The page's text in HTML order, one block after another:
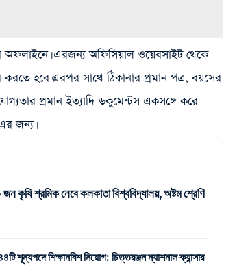
অফলাইনে। এরজন্য অফিসিয়াল ওয়েবসাইট থেকে
হবে।এরপর সাথে ঠিকানার প্রমান পত্র, বয়সের
প্রমান ইত্যাদি ডকুমেন্টস একসঙ্গে করে
জন্য।
কৃষি শ্রমিক নেবে কলকাতা বিশ্ববিদ্যালয়, অষ্টম শ্রেণি
শূন্যপদে শিক্ষানবিশ নিয়োগ: চিত্তরঞ্জন ন্যাশনাল ক্যান্সার